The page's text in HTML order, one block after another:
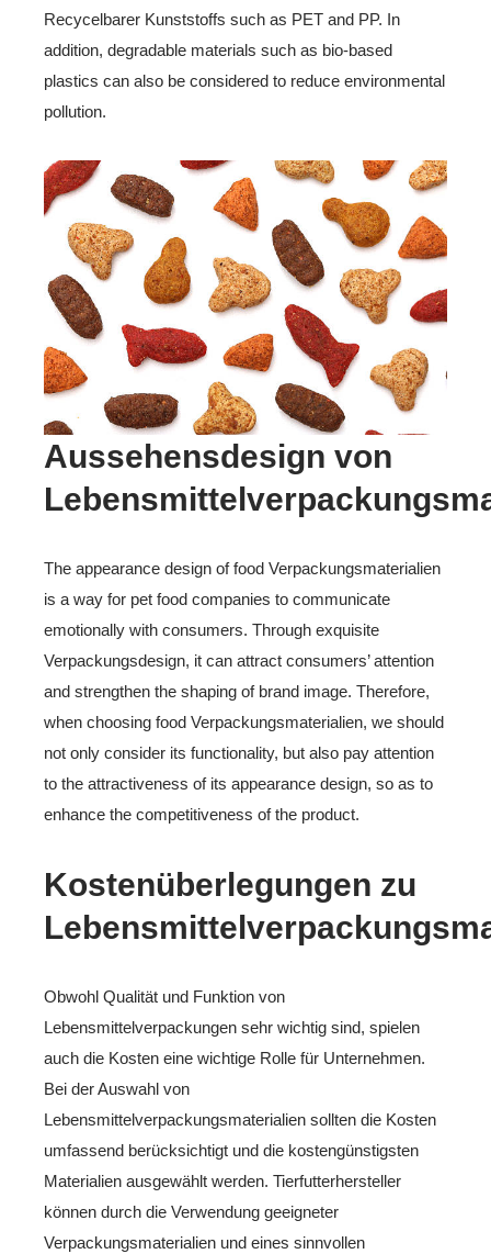
Recycelbarer Kunststoffs such as PET and PP. In
addition, degradable materials such as bio-based
plastics can also be considered to reduce environmental
pollution.
Aussehensdesign von
The appearance design of food Verpackungsmaterialien
is a way for pet food companies to communicate
emotionally with consumers. Through exquisite
Verpackungsdesign, it can attract consumers’ attention
and strengthen the shaping of brand image. Therefore,
when choosing food Verpackungsmaterialien, we should
not only consider its functionality, but also pay attention
to the attractiveness of its appearance design, so as to
enhance the competitiveness of the product.
Kostenüberlegungen zu
Obwohl Qualität und Funktion von
Lebensmittelverpackungen sehr wichtig sind, spielen
auch die Kosten eine wichtige Rolle für Unternehmen.
Bei der Auswahl von
Lebensmittelverpackungsmaterialien sollten die Kosten
umfassend berücksichtigt und die kostengünstigsten
Materialien ausgewählt werden. Tierfutterhersteller
können durch die Verwendung geeigneter
Verpackungsmaterialien und eines sinnvollen